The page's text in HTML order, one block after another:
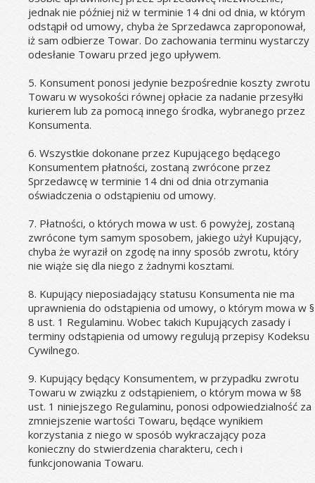
jednak nie później niż w terminie 14 dni od dnia, w którym
odstąpił od umowy, chyba że Sprzedawca zaproponował,
iż sam odbierze Towar. Do zachowania terminu wystarczy
odesłanie Towaru przed jego upływem.
5. Konsument ponosi jedynie bezpośrednie koszty zwrotu
Towaru w wysokości równej opłacie za nadanie przesyłki
kurierem lub za pomocą innego środka, wybranego przez
Konsumenta.
6. Wszystkie dokonane przez Kupującego będącego
Konsumentem płatności, zostaną zwrócone przez
Sprzedawcę w terminie 14 dni od dnia otrzymania
oświadczenia o odstąpieniu od umowy.
7. Płatności, o których mowa w ust. 6 powyżej, zostaną
zwrócone tym samym sposobem, jakiego użył Kupujący,
chyba że wyraził on zgodę na inny sposób zwrotu, który
nie wiąże się dla niego z żadnymi kosztami.
8. Kupujący nieposiadający statusu Konsumenta nie ma
uprawnienia do odstąpienia od umowy, o którym mowa w §
8 ust. 1 Regulaminu. Wobec takich Kupujących zasady i
terminy odstąpienia od umowy regulują przepisy Kodeksu
Cywilnego.
9. Kupujący będący Konsumentem, w przypadku zwrotu
Towaru w związku z odstąpieniem, o którym mowa w §8
ust. 1 niniejszego Regulaminu, ponosi odpowiedzialność za
zmniejszenie wartości Towaru, będące wynikiem
korzystania z niego w sposób wykraczający poza
konieczny do stwierdzenia charakteru, cech i
funkcjonowania Towaru.